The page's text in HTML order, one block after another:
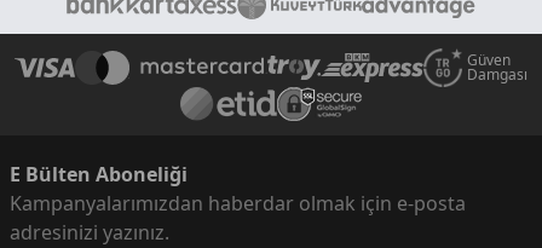
Güven
Damgası
E Bülten Aboneliği
Kampanyalarımızdan haberdar olmak için e-posta
adresinizi yazınız.